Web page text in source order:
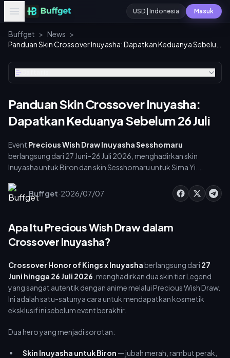
USD | Indonesia Masuk
Buffget > News >
Panduan Skin Crossover Inuyasha:
Dapatkan Keduanya Sebelum 26 Juli
Event Precious Wish Draw Inuyasha Sesshomaru
berlangsung dari 27 Juni–26 Juli 2026, menghadirkan skin
Inuyasha untuk Biron dan skin Sesshomaru untuk Sima Yi.
InuYasha. Satu kali draw seharga 50 Token (10-pull: 475),
dengan diskon draw pertama setiap hari seharga 25 voucher
Keduanya eksklusif untuk Server Internasional — akan hilang
selamanya setelah 26 Juli.
Buffget·2026/07/07
Apa Itu Precious Wish Draw dalam
Crossover Inuyasha?
Crossover Honor of Kings x Inuyashaberlangsung dari 27
Juni hingga 26 Juli 2026 , menghadirkan dua skin tier Legend
yang sangat autentik dengan anime melalui Precious Wish Draw.
Ini adalah satu-satunya cara untuk mendapatkan kosmetik
eksklusif ini sebelum event berakhir.
Dua hero yang menjadi sorotan:
Skin Inuyasha untuk Biron — jubah merah, rambut perak,